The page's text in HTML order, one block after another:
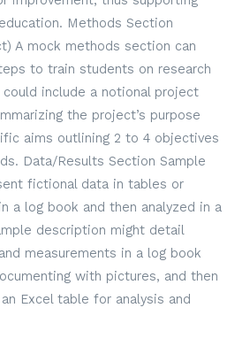
Methods Section
A mock methods section can
to train students on research
include a notional project
the project’s purpose
aims outlining 2 to 4 objectives
Data/Results Section Sample
fictional data in tables or
a log book and then analyzed in a
description might detail
measurements in a log book
with pictures, and then
Excel table for analysis and